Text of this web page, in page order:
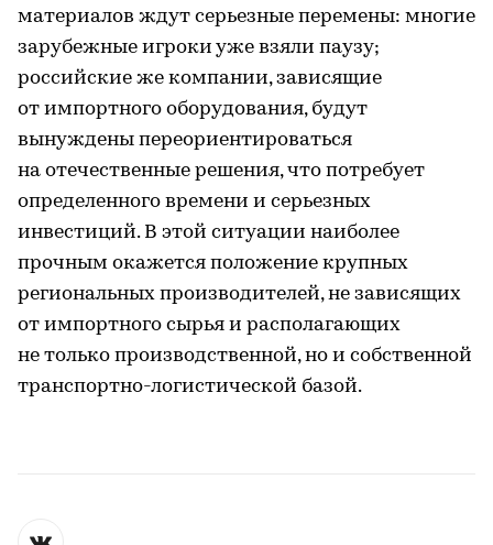
материалов ждут серьезные перемены: многие
зарубежные игроки уже взяли паузу;
российские же компании, зависящие
от импортного оборудования, будут
вынуждены переориентироваться
на отечественные решения, что потребует
определенного времени и серьезных
инвестиций. В этой ситуации наиболее
прочным окажется положение крупных
региональных производителей, не зависящих
от импортного сырья и располагающих
не только производственной, но и собственной
транспортно-логистической базой.